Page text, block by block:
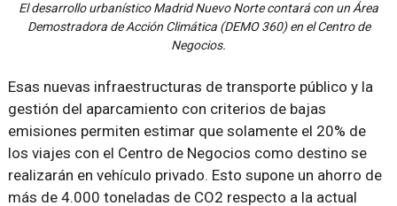
El desarrollo urbanístico Madrid Nuevo Norte contará con un Área
Demostradora de Acción Climática (DEMO 360) en el Centro de
Negocios.
Esas nuevas infraestructuras de transporte público y la
gestión del aparcamiento con criterios de bajas
emisiones permiten estimar que solamente el 20% de
los viajes con el Centro de Negocios como destino se
realizarán en vehículo privado. Esto supone un ahorro de
más de 4.000 toneladas de CO2 respecto a la actual